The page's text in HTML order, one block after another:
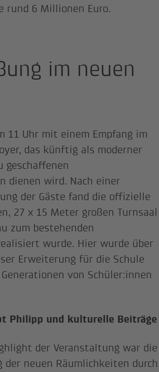
rund 6 Millionen Euro.
im neuen
11 Uhr mit einem Empfang im
das künftig als moderner
geschaffenen
dienen wird. Nach einer
der Gäste fand die offizielle
27 x 15 Meter großen Turnsaal
zum bestehenden
wurde. Hier wurde über
Erweiterung für die Schule
von Schüler:innen
Philipp und kulturelle Beiträge
der Veranstaltung war die
der neuen Räumlichkeiten durch